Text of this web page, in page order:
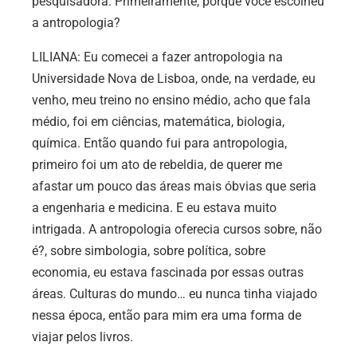
a antropologia?
LILIANA: Eu comecei a fazer antropologia na
Universidade Nova de Lisboa, onde, na verdade, eu
venho, meu treino no ensino médio, acho que fala
médio, foi em ciências, matemática, biologia,
química. Então quando fui para antropologia,
primeiro foi um ato de rebeldia, de querer me
afastar um pouco das áreas mais óbvias que seria
a engenharia e medicina. E eu estava muito
intrigada. A antropologia oferecia cursos sobre, não
é?, sobre simbologia, sobre política, sobre
economia, eu estava fascinada por essas outras
áreas. Culturas do mundo… eu nunca tinha viajado
nessa época, então para mim era uma forma de
viajar pelos livros.